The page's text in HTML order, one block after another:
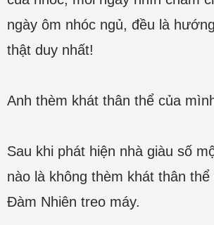
ngày ôm nhóc ngủ, đều là
thật duy nhất!
Anh thèm khát thân thể của
Sau khi phát hiện nhà giàu số
nào là không thèm khát thân thể
Đàm Nhiên treo máy.